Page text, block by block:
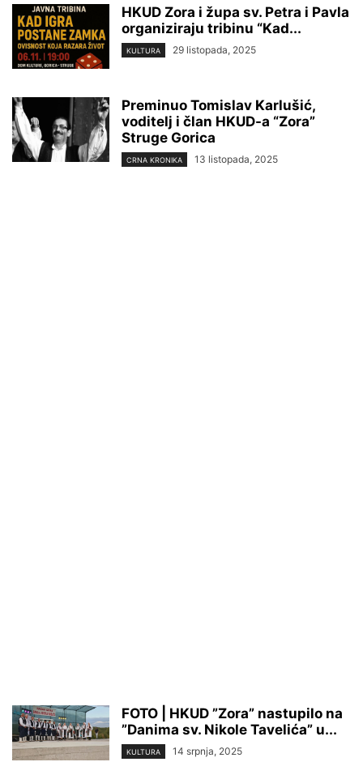
HKUD Zora i župa sv. Petra i Pavla
organiziraju tribinu “Kad...
KULTURA 29 listopada, 2025
Preminuo Tomislav Karlušić,
voditelj i član HKUD-a “Zora”
Struge Gorica
CRNA KRONIKA 13 listopada, 2025
FOTO | HKUD ”Zora” nastupilo na
”Danima sv. Nikole Tavelića” u...
KULTURA 14 srpnja, 2025